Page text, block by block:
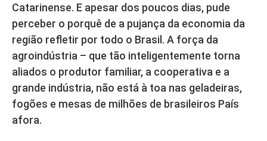
Catarinense. E apesar dos poucos dias, pude
perceber o porquê de a pujança da economia da
região refletir por todo o Brasil. A força da
agroindústria – que tão inteligentemente torna
aliados o produtor familiar, a cooperativa e a
grande indústria, não está à toa nas geladeiras,
fogões e mesas de milhões de brasileiros País
afora.